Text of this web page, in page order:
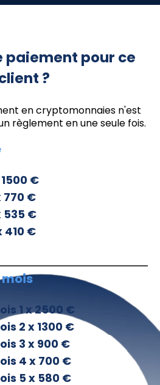
paiement pour ce
?
en cryptomonnaies n'est
règlement en une seule fois.
1500 €
770 €
535 €
410 €
mois
1 x 2500 €
2 x 1300 €
3 x 900 €
4 x 700 €
5 x 580 €